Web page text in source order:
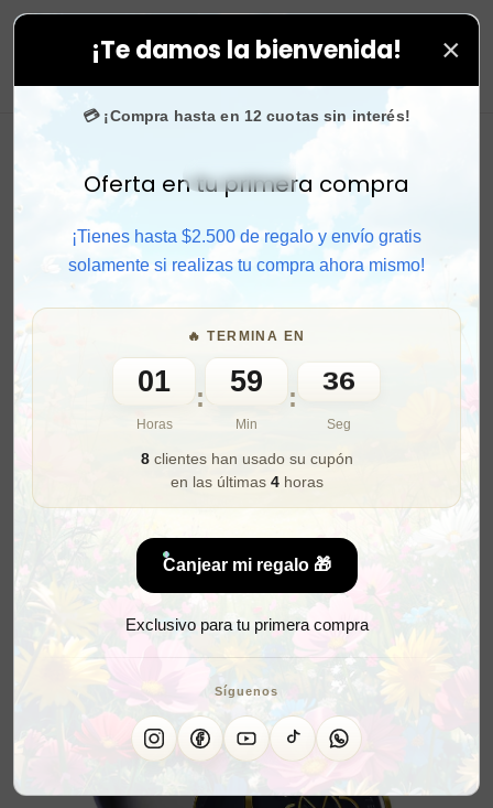
¡Te damos la bienvenida! ×
💳 ¡Compra hasta en 12 cuotas sin interés!
Activar sonido
Oferta en tu primera compra
¡Tienes hasta $2.500 de regalo y envío gratis
solamente si realizas tu compra ahora mismo!
🔥 TERMINA EN
01
Horas
: 59
Min
: 35
Seg
8clientes han usado su cupón
en las últimas 4horas
Canjear mi regalo 🎁
Exclusivo para tu primera compra
Síguenos
Compra rápido y aprovecha. 💙 +50.000 fans en